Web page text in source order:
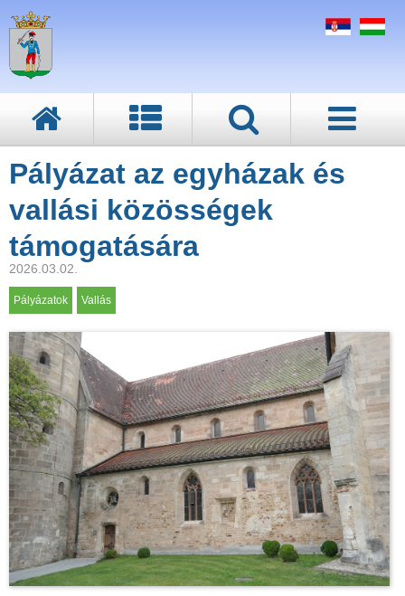
Pályázat az egyházak és
vallási közösségek
támogatására
2026.03.02.
Pályázatok Vallás